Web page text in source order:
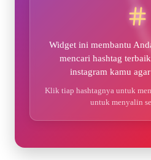
Widget ini membantu
mencari hashtag
instagram kamu agar
Klik tiap hashtagnya untuk
untuk menyalin